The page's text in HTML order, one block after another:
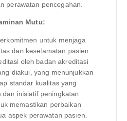
perawatan pencegahan.
Mutu:
untuk menjaga
dan keselamatan pasien.
oleh badan akreditasi
diakui, yang menunjukkan
standar kualitas yang
dan inisiatif peningkatan
memastikan perbaikan
aspek perawatan pasien.